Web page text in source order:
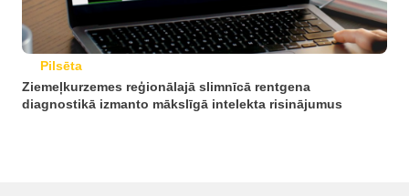
Pilsēta
Ziemeļkurzemes reģionālajā slimnīcā rentgena
diagnostikā izmanto mākslīgā intelekta risinājumus